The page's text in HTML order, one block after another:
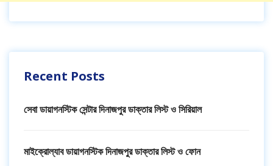
Recent Posts
সেবা ডায়াগনস্টিক সেন্টার দিনাজপুর ডাক্তার লিস্ট ও সিরিয়াল
মাইক্রোল্যাব ডায়াগনস্টিক দিনাজপুর ডাক্তার লিস্ট ও ফোন